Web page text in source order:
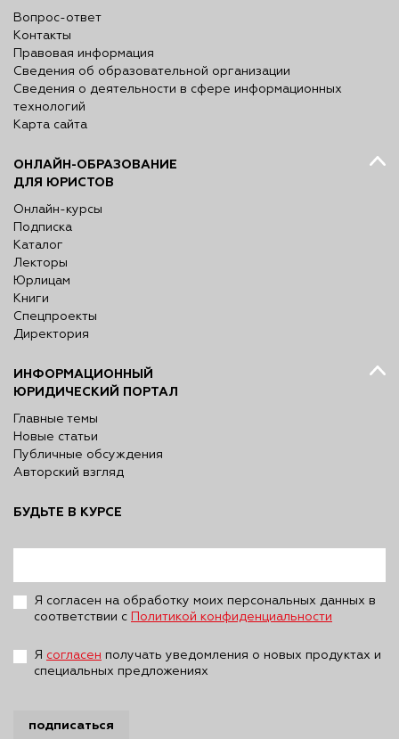
Вопрос-ответ
Контакты
Правовая информация
Сведения об образовательной организации
Сведения о деятельности в сфере информационных
технологий
Карта сайта
ОНЛАЙН-ОБРАЗОВАНИЕ
ДЛЯ ЮРИСТОВ
Онлайн-курсы
Подписка
Каталог
Лекторы
Юрлицам
Книги
Спецпроекты
Директория
ИНФОРМАЦИОННЫЙ
ЮРИДИЧЕСКИЙ ПОРТАЛ
Главные темы
Новые статьи
Публичные обсуждения
Авторский взгляд
БУДЬТЕ В КУРСЕ
Я согласен на обработку моих персональных данных в
соответствии с
Политикой конфиденциальности
Я согласен получать уведомления о новых продуктах и
специальных предложениях
подписаться